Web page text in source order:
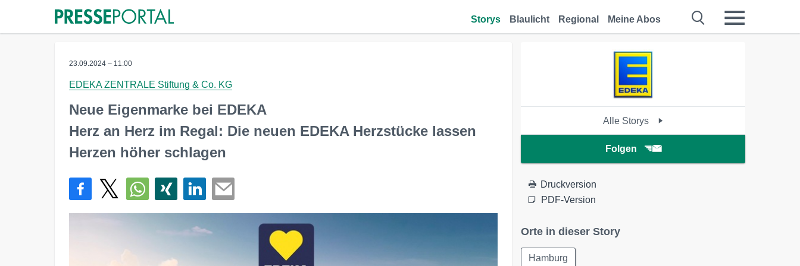
Storys Blaulicht Regional Meine Abos
23.09.2024 – 11:00
EDEKA ZENTRALE Stiftung & Co. KG
Neue Eigenmarke bei EDEKA
Herz an Herz im Regal: Die neuen EDEKA Herzstücke lassen
Herzen höher schlagen
Alle Storys
Folgen
Druckversion
PDF-Version
Orte in dieser Story
Hamburg